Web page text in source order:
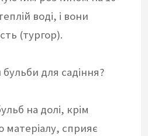
воді, і вони
(тургор).
для садіння?
на долі, крім
матеріалу, сприяє